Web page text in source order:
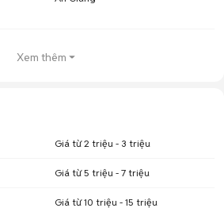
Xem thêm
Giá từ 2 triệu - 3 triệu
Giá từ 5 triệu - 7 triệu
Giá từ 10 triệu - 15 triệu